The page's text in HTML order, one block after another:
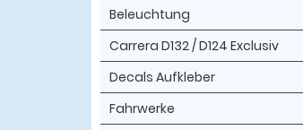
Beleuchtung
Carrera D132 / D124 Exclusiv
Decals Aufkleber
Fahrwerke